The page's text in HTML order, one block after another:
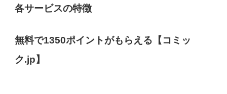
各サービスの特徴
無料で1350ポイントがもらえる【コミッ
ク.jp】